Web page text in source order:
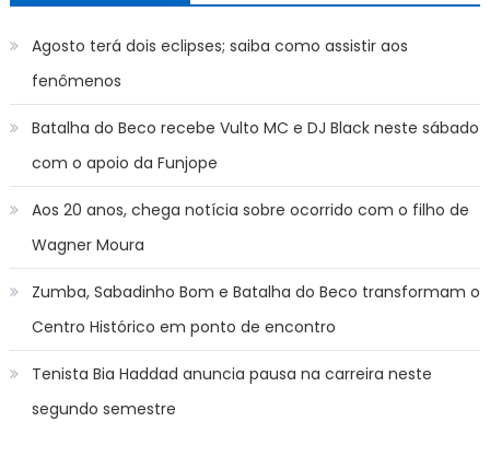
Agosto terá dois eclipses; saiba como assistir aos
fenômenos
Batalha do Beco recebe Vulto MC e DJ Black neste sábado
com o apoio da Funjope
Aos 20 anos, chega notícia sobre ocorrido com o filho de
Wagner Moura
Zumba, Sabadinho Bom e Batalha do Beco transformam o
Centro Histórico em ponto de encontro
Tenista Bia Haddad anuncia pausa na carreira neste
segundo semestre